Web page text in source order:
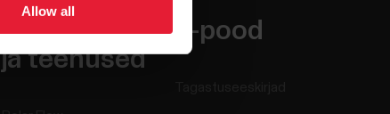
Allow all
Rakendused
ja teenused
E-pood